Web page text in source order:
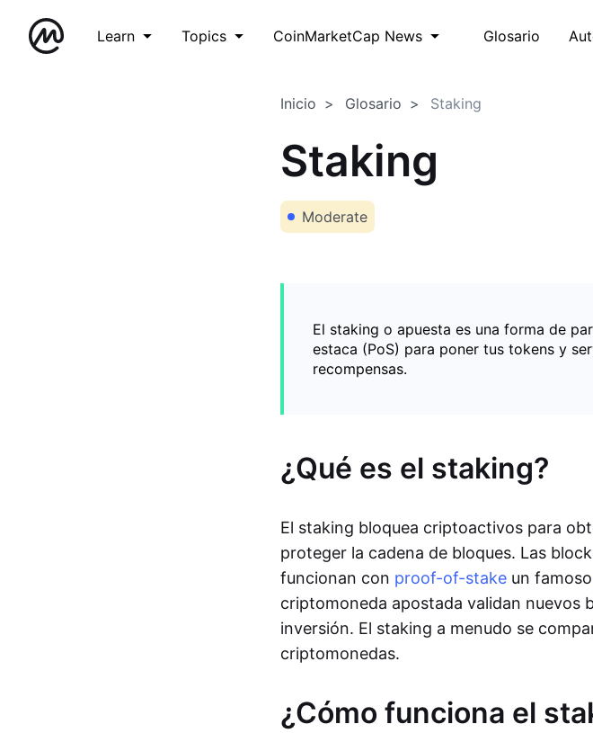
Learn Topics CoinMarketCap News Glosario
Inicio Glosario Staking
Staking
Moderate
El staking o apuesta es una forma de
estaca (PoS) para poner tus tokens y
recompensas.
¿Qué es el staking?
El staking bloquea criptoactivos para
proteger la cadena de bloques. Las
funcionan con proof-of-stake un famoso
criptomoneda apostada validan nuevos
inversión. El staking a menudo se
criptomonedas.
¿Cómo funciona el